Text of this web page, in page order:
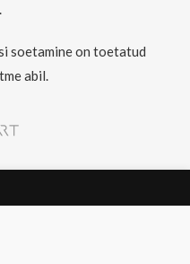
soetamine on toetatud
abil.